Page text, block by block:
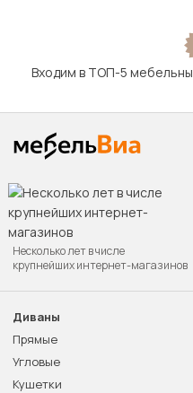
Входим в ТОП-5
Несколько лет в числе
крупнейших интернет-магазинов
Диваны
Прямые
Угловые
Кушетки